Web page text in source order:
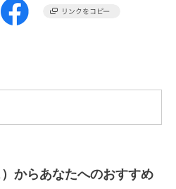
イテムです。
（サーモス）
キッチン用品 ／お弁当
ラー
からあなたへのおすすめ